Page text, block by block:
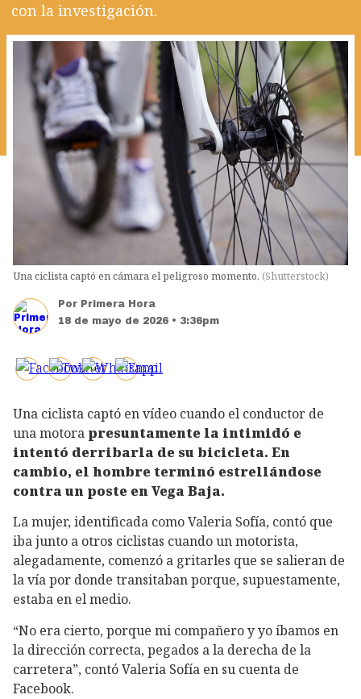
con la investigación.
Una ciclista captó en cámara el peligroso momento. (Shutterstock)
Por Primera Hora
18 de mayo de 2026 • 3:36pm
Una ciclista captó en vídeo cuando el conductor de
una motora presuntamente la intimidó e
intentó derribarla de su bicicleta. En
cambio, el hombre terminó estrellándose
contra un poste en Vega Baja.
La mujer, identificada como Valeria Sofía, contó que
iba junto a otros ciclistas cuando un motorista,
alegadamente, comenzó a gritarles que se salieran de
la vía por donde transitaban porque, supuestamente,
estaba en el medio.
“No era cierto, porque mi compañero y yo íbamos en
la dirección correcta, pegados a la derecha de la
carretera”, contó Valeria Sofía en su cuenta de
Facebook.